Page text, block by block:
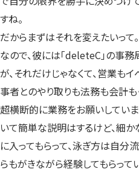
すね。
だからまずはそれを変えたいって。
なので、彼には「deleteC」の事
が、それだけじゃなくて、営業も
事者とのやり取りも法務も会計も
超横断的に業務をお願いしてい
いて簡単な説明はするけど、細か
に入ってもらって、泳ぎ方は自分
らもがきながら経験してもらって